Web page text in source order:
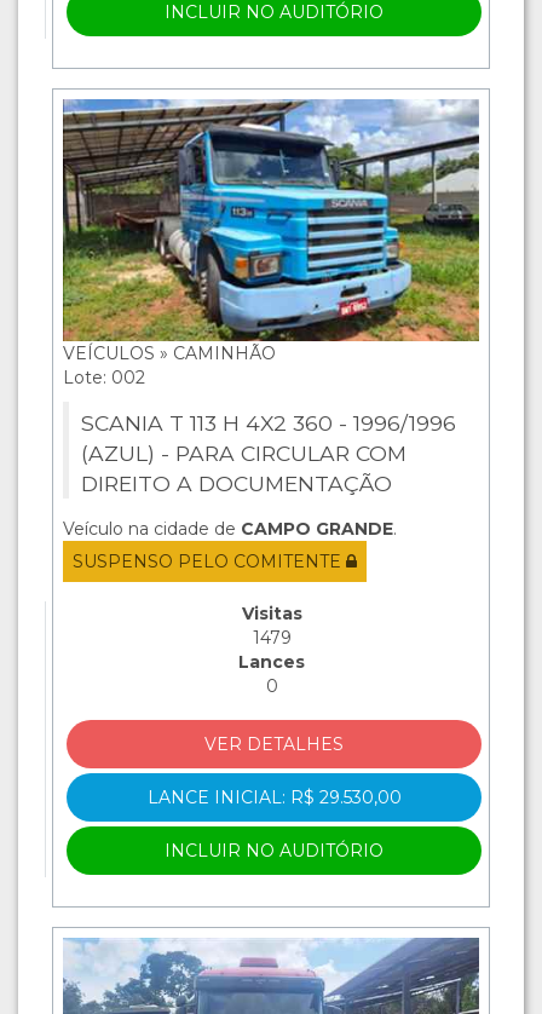
INCLUIR NO AUDITÓRIO
VEÍCULOS » CAMINHÃO
Lote: 002
SCANIA T 113 H 4X2 360 - 1996/1996
(AZUL) - PARA CIRCULAR COM
DIREITO A DOCUMENTAÇÃO
Veículo na cidade de CAMPO GRANDE.
SUSPENSO PELO COMITENTE
Visitas
1479
Lances
0
VER DETALHES
LANCE INICIAL: R$ 29.530,00
INCLUIR NO AUDITÓRIO